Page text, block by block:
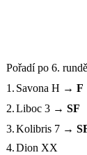
Pořadí po 6. rundě
1. Savona H → F
2.Liboc 3 → SF
3.Kolibris 7 →
4.Dion XX